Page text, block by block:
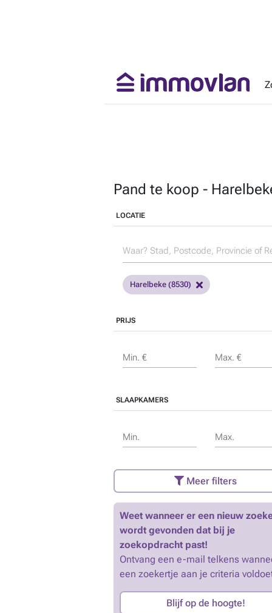
Pand te koop -
LOCATIE
Harelbeke (8530)
PRIJS
Min. € Max. €
SLAAPKAMERS
Min. Max.
Meer filters
Weet wanneer er een nieuw
wordt gevonden dat bij je
zoekopdracht past!
Ontvang een e-mail telkens
een zoekertje aan je criteria
Blijf op de hoogte!